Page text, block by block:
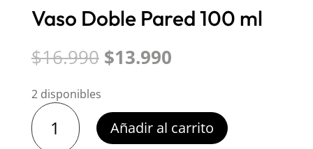
Vaso Doble Pared 100 ml
$16.990 El
precio
$16.990.
$13.990El
$13.990.
2 disponibles
Vaso
Doble
Pared
Añadir al carrito